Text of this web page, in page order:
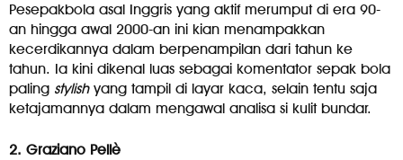
Pesepakbola asal Inggris yang aktif merumput di era 90-
an hingga awal 2000-an ini kian menampakkan
kecerdikannya dalam berpenampilan dari tahun ke
tahun. Ia kini dikenal luas sebagai komentator sepak bola
paling stylishyang tampil di layar kaca, selain tentu saja
ketajamannya dalam mengawal analisa si kulit bundar.
2. Graziano Pellè